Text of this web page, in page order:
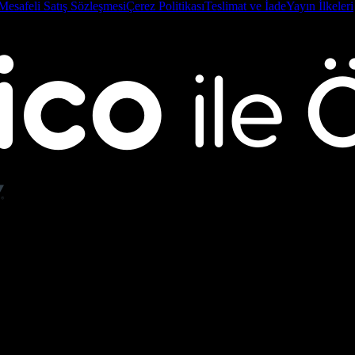
Satış SözleşmesiÇerez PolitikasıTeslimat ve İadeYayın İlkeleri